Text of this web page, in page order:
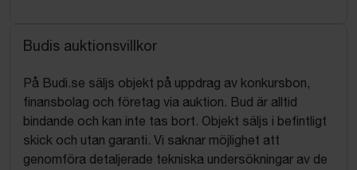
Budis auktionsvillkor
På Budi.se säljs objekt på uppdrag av konkursbon,
finansbolag och företag via auktion. Bud är alltid
bindande och kan inte tas bort. Objekt säljs i befintligt
skick och utan garanti. Vi saknar möjlighet att
genomföra detaljerade tekniska undersökningar av de